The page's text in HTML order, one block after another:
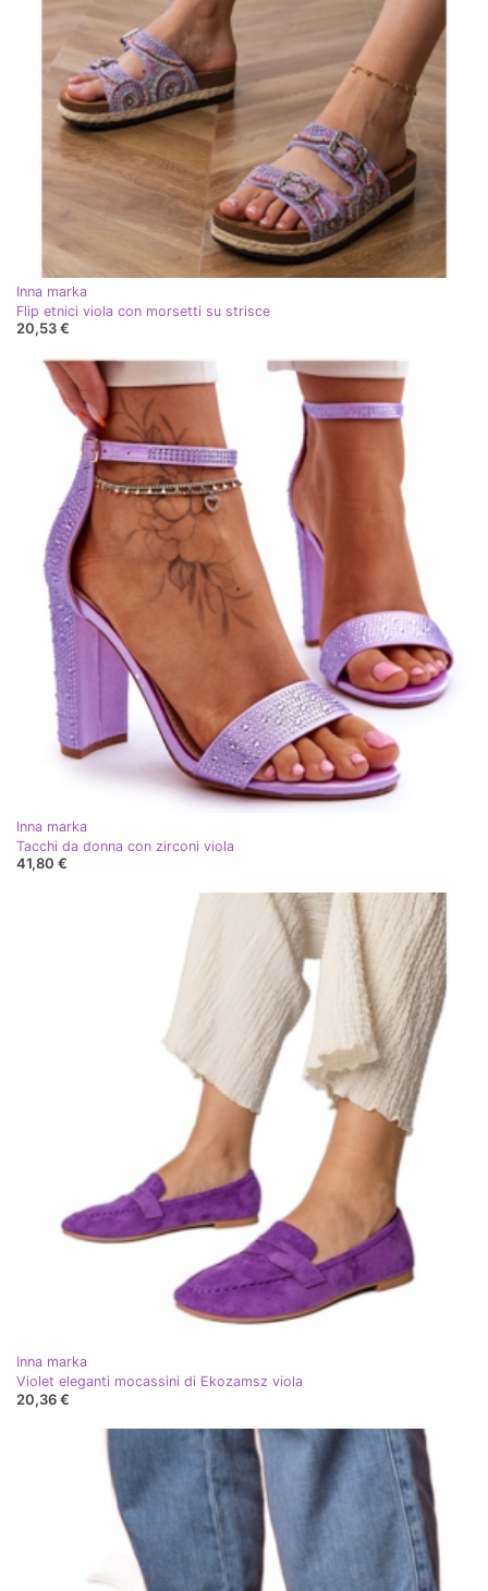
Inna marka
Flip etnici viola con morsetti su strisce
20,53 €
Inna marka
Tacchi da donna con zirconi viola
41,80 €
Inna marka
Violet eleganti mocassini di Ekozamsz viola
20,36 €